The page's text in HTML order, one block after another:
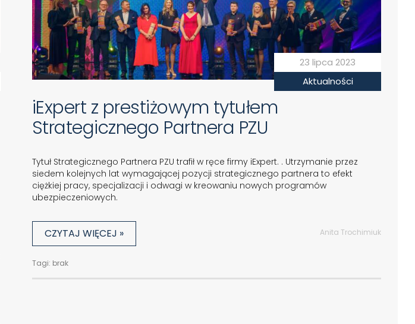
23 lipca 2023
Aktualności
iExpert z prestiżowym tytułem
Strategicznego Partnera PZU
Tytuł Strategicznego Partnera PZU trafił w ręce firmy iExpert. . Utrzymanie przez
siedem kolejnych lat wymagającej pozycji strategicznego partnera to efekt
ciężkiej pracy, specjalizacji i odwagi w kreowaniu nowych programów
ubezpieczeniowych.
Anita Trochimiuk
CZYTAJ WIĘCEJ »
Tagi: brak